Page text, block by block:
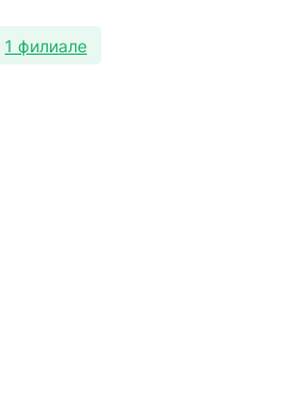
1 филиале